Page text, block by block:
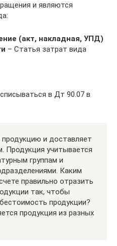
и являются
(акт, накладная, УПД)
– Статья затрат вида
в Дт 90.07 в
и доставляет
Продукция учитывается
группам и
Каким
правильно отразить
так, чтобы
продукции?
продукция из разных